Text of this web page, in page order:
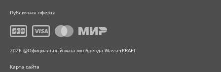
Публичная оферта
2026 @Официальный магазин бренда WasserKRAFT
Карта сайта